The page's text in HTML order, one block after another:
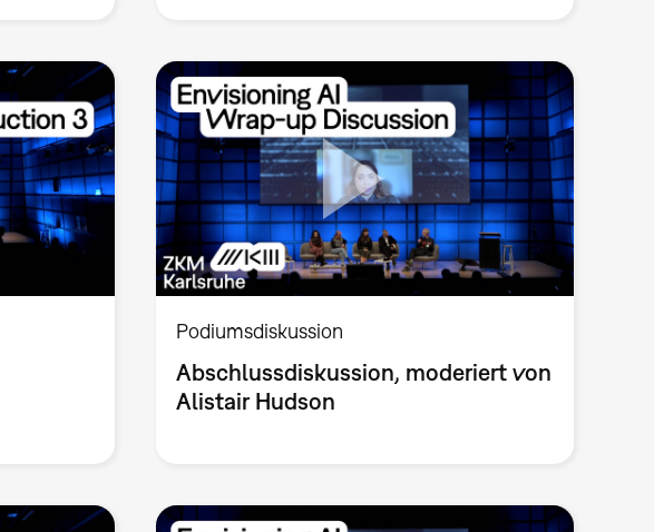
Podiumsdiskussion
Abschlussdiskussion, moderiert von
Alistair Hudson